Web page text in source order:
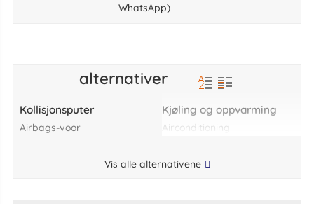
WhatsApp)
alternativer
Kollisjonsputer
airbags-voor
Kjøling og oppvarming
airconditioning
Vis alle alternativene